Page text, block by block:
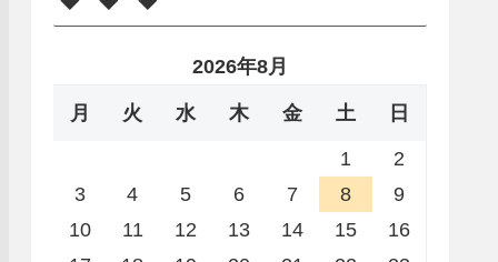
2026年8月
月 火 水 木 金 土 日
1
2
3
4 5 6 7 8
9
10
11 12 13 14 15
16